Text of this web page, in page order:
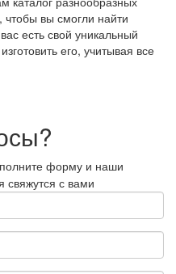
вы смогли найти
есть свой уникальный
его, учитывая все
форму и наши
свяжутся с вами